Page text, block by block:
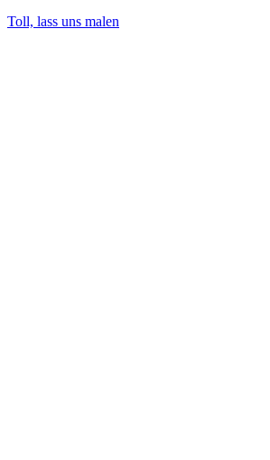
Toll, lass uns malen